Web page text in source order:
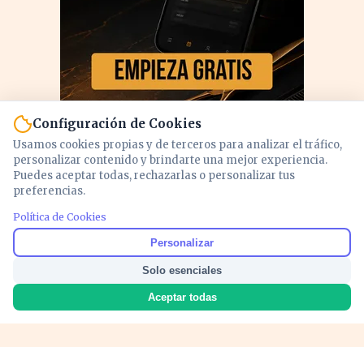
Configuración de Cookies
Usamos cookies propias y de terceros para analizar el tráfico,
personalizar contenido y brindarte una mejor experiencia.
Puedes aceptar todas, rechazarlas o personalizar tus
preferencias.
Política de Cookies
Personalizar
Solo esenciales
Aceptar todas